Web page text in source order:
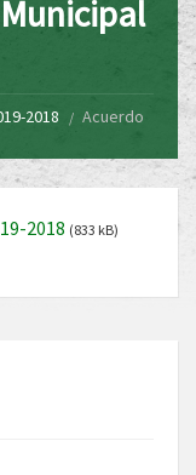
2018
Acuerdo
2018 (833 kB)